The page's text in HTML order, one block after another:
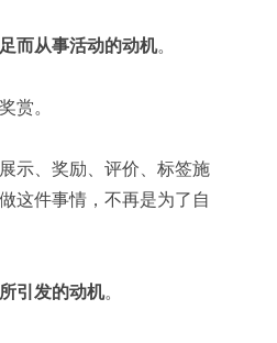
而从事活动的动机。
赏。
示、奖励、评价、标签施
这件事情，不再是为了自
引发的动机。